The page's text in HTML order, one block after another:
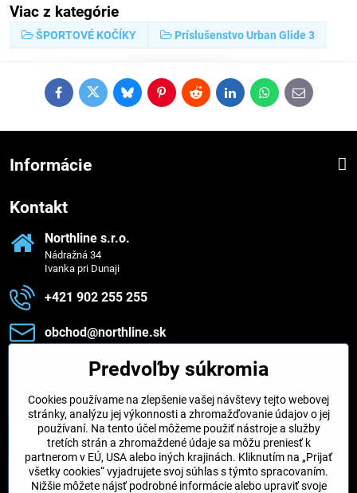
Viac z kategórie
ŠPORTOVÉ KOČÍKY Príslušenstvo Urban Glide 3
FacebookTwitterBlueskyPinterestRedditLinkedInWhatsApp
E-
mail
Informácie
Kontakt
Northline s​.r​.o​.
Nádražná 34
Ivanka pri Dunaji
+421 902 255 255
obchod​@northline​.sk
Zavoláme vám späť
Váš telefón *
Predvoľby súkromia
Cookies používame na zlepšenie vašej návštevy tejto webovej
stránky, analýzu jej výkonnosti a zhromažďovanie údajov o jej
používaní. Na tento účel môžeme použiť nástroje a služby
tretích strán a zhromaždené údaje sa môžu preniesť k
partnerom v EÚ, USA alebo iných krajinách. Kliknutím na „Prijať
všetky cookies“ vyjadrujete svoj súhlas s týmto spracovaním.
Nižšie môžete nájsť podrobné informácie alebo upraviť svoje